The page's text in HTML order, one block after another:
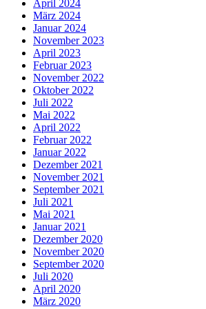
April 2024
März 2024
Januar 2024
November 2023
April 2023
Februar 2023
November 2022
Oktober 2022
Juli 2022
Mai 2022
April 2022
Februar 2022
Januar 2022
Dezember 2021
November 2021
September 2021
Juli 2021
Mai 2021
Januar 2021
Dezember 2020
November 2020
September 2020
Juli 2020
April 2020
März 2020